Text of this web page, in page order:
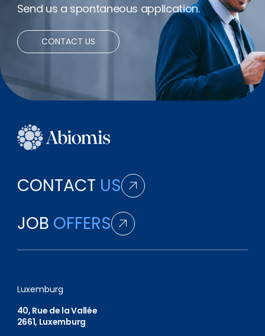
Bonus
Net expenses
Send us a spontaneous application.
CONTACT US
CONTACT US
JOB OFFERS
Luxemburg
40, Rue de la Vallée
2661, Luxemburg